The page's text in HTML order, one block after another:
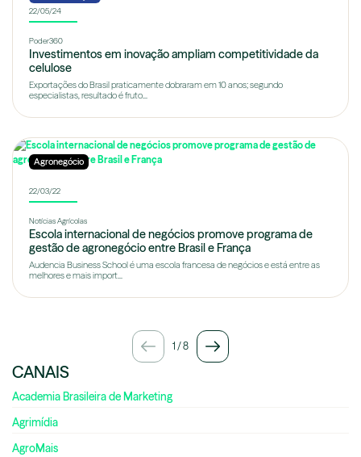
22/05/24
Poder360
Investimentos em inovação ampliam competitividade da
celulose
Exportações do Brasil praticamente dobraram em 10 anos; segundo
especialistas, resultado é fruto...
Agronegócio
22/03/22
Notícias Agrícolas
Escola internacional de negócios promove programa de
gestão de agronegócio entre Brasil e França
Audencia Business School é uma escola francesa de negócios e está entre as
melhores e mais import...
1 /8
CANAIS
Academia Brasileira de Marketing
Agrimídia
AgroMais